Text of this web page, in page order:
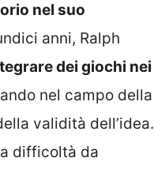
nel suo
anni, Ralph
dei giochi nei
nel campo della
validità dell’idea.
difficoltà da